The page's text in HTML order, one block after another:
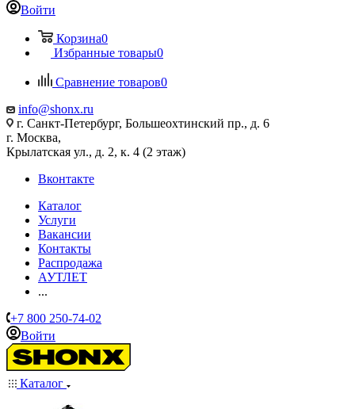
Войти
Корзина0
Избранные товары0
Сравнение товаров0
info@shonx.ru
г. Санкт-Петербург, Большеохтинский пр., д. 6
г. Москва,
Крылатская ул., д. 2, к. 4 (2 этаж)
Вконтакте
Каталог
Услуги
Вакансии
Контакты
Распродажа
АУТЛЕТ
...
+7 800 250-74-02
Войти
Каталог